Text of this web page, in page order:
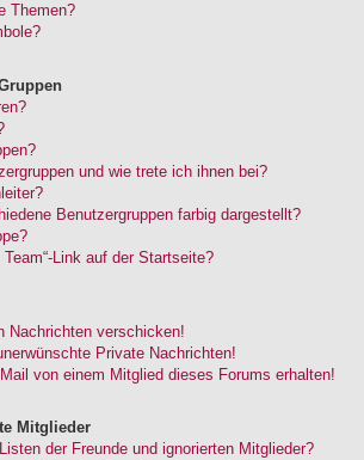
Themen?
und wie trete ich ihnen bei?
Benutzergruppen farbig dargestellt?
Link auf der Startseite?
Nachrichten verschicken!
Private Nachrichten!
von einem Mitglied dieses Forums erhalten!
Mitglieder
der Freunde und ignorierten Mitglieder?